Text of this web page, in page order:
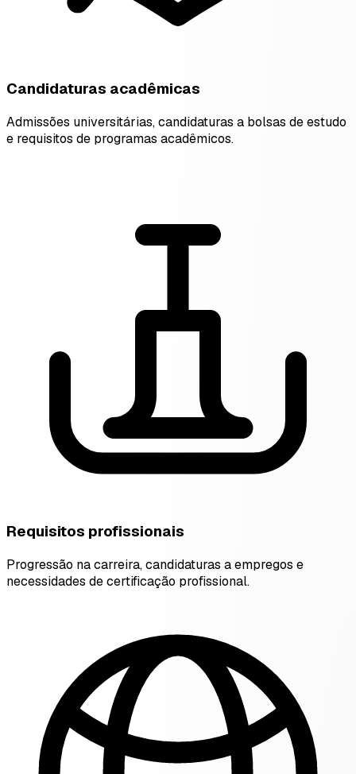
Candidaturas acadêmicas
Admissões universitárias, candidaturas a bolsas de estudo
e requisitos de programas acadêmicos.
Requisitos profissionais
Progressão na carreira, candidaturas a empregos e
necessidades de certificação profissional.